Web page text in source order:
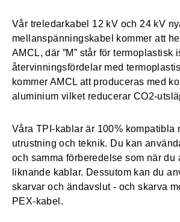
Vår treledarkabel 12 kV och 24 kV
mellanspänningskabel kommer att
AMCL, där ”M” står för termoplastisk
återvinningsfördelar med
kommer AMCL att produceras med
aluminium vilket reducerar CO2-
Våra TPI-kablar är 100% kompatibla
utrustning och teknik. Du kan
och samma förberedelse som när du
liknande kablar. Dessutom kan du
skarvar och ändavslut - och skarva
PEX-kabel.